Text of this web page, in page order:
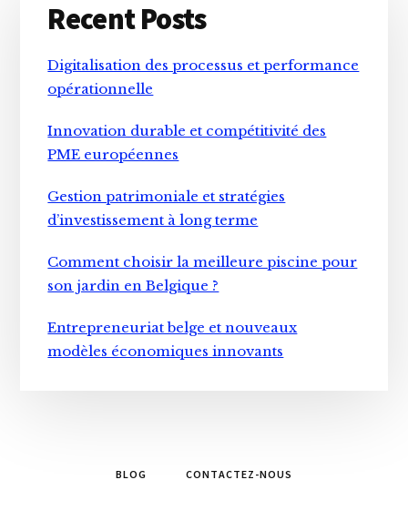
Sidebar
Recent Posts
Digitalisation des processus et performance
opérationnelle
Innovation durable et compétitivité des
PME européennes
Gestion patrimoniale et stratégies
d’investissement à long terme
Comment choisir la meilleure piscine pour
son jardin en Belgique ?
Entrepreneuriat belge et nouveaux
modèles économiques innovants
BLOG CONTACTEZ-NOUS